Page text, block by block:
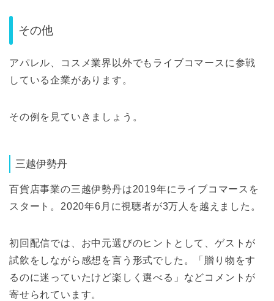
その他
アパレル、コスメ業界以外でもライブコマースに参戦
している企業があります。
その例を見ていきましょう。
三越伊勢丹
百貨店事業の三越伊勢丹は2019年にライブコマースを
スタート。2020年6月に視聴者が3万人を越えました。
初回配信では、お中元選びのヒントとして、ゲストが
試飲をしながら感想を言う形式でした。「贈り物をす
るのに迷っていたけど楽しく選べる」などコメントが
寄せられています。